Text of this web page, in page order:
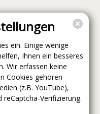
ein. Einige wenige
Ihnen ein besseres
Wir erfassen keine
Cookies gehören
(z.B. YouTube),
Verifizierung.